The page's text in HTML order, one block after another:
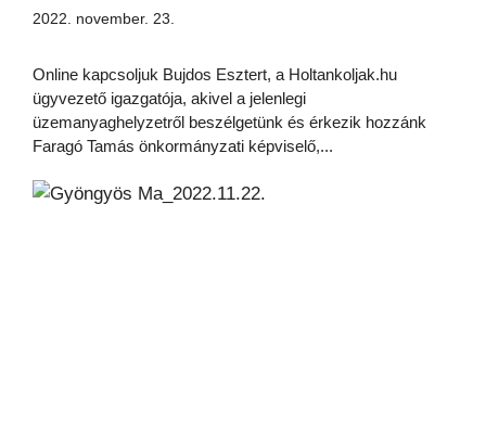
2022. november. 23.
Online kapcsoljuk Bujdos Esztert, a Holtankoljak.hu
ügyvezető igazgatója, akivel a jelenlegi
üzemanyaghelyzetről beszélgetünk és érkezik hozzánk
Faragó Tamás önkormányzati képviselő,...